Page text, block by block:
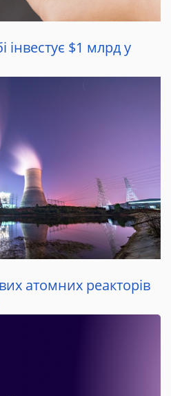
інвестує $1 млрд у
атомних реакторів